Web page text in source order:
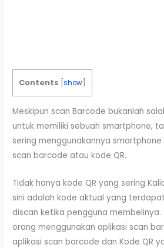
Contents [show
Meskipun scan Barcode bukanlah
untuk memiliki sebuah smartphone,
sering menggunakannya smartphone
scan barcode atau kode QR.
Tidak hanya kode QR yang sering
sini adalah kode aktual yang
discan ketika pengguna
orang menggunakan aplikasi scan
aplikasi scan barcode dan Kode QR